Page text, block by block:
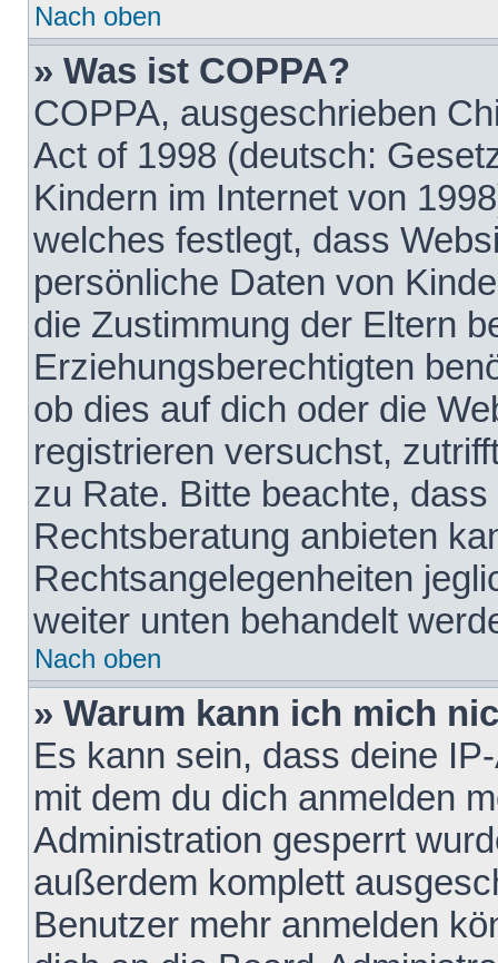
Nach oben
» Was ist COPPA?
COPPA, ausgeschrieben
Act of 1998 (deutsch:
Kindern im Internet von
welches festlegt, dass
persönliche Daten von
die Zustimmung der Eltern
Erziehungsberechtigten
ob dies auf dich oder die
registrieren versuchst,
zu Rate. Bitte beachte,
Rechtsberatung anbieten
Rechtsangelegenheiten
weiter unten behandelt
Nach oben
» Warum kann ich mich
Es kann sein, dass deine
mit dem du dich anmelden
Administration gesperrt
außerdem komplett
Benutzer mehr anmelden